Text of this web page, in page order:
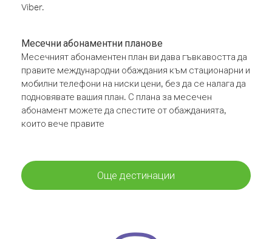
Viber.
Месечни абонаментни планове
Месечният абонаментен план ви дава гъвкавостта да
правите международни обаждания към стационарни и
мобилни телефони на ниски цени, без да се налага да
подновявате вашия план. С плана за месечен
абонамент можете да спестите от обажданията,
които вече правите
Още дестинации